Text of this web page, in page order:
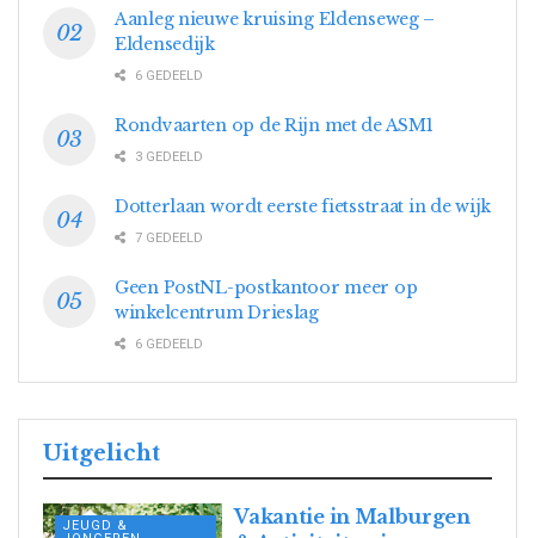
Aanleg nieuwe kruising Eldenseweg –
Eldensedijk
6 GEDEELD
Rondvaarten op de Rijn met de ASM1
3 GEDEELD
Dotterlaan wordt eerste fietsstraat in de wijk
7 GEDEELD
Geen PostNL-postkantoor meer op
winkelcentrum Drieslag
6 GEDEELD
Uitgelicht
JEUGD &
Vakantie in Malburgen